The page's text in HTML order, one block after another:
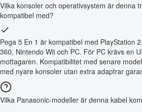
Vilka konsoler och operativsystem är denna
kompatibel med?
Pega 5 En 1 är kompatibel med PlayStation
360, Nintendo Wii och PC. För PC krävs en
mottagaren. Kompatibilitet med senare
med nyare konsoler utan extra adaptrar
Vilka Panasonic-modeller är denna kabel